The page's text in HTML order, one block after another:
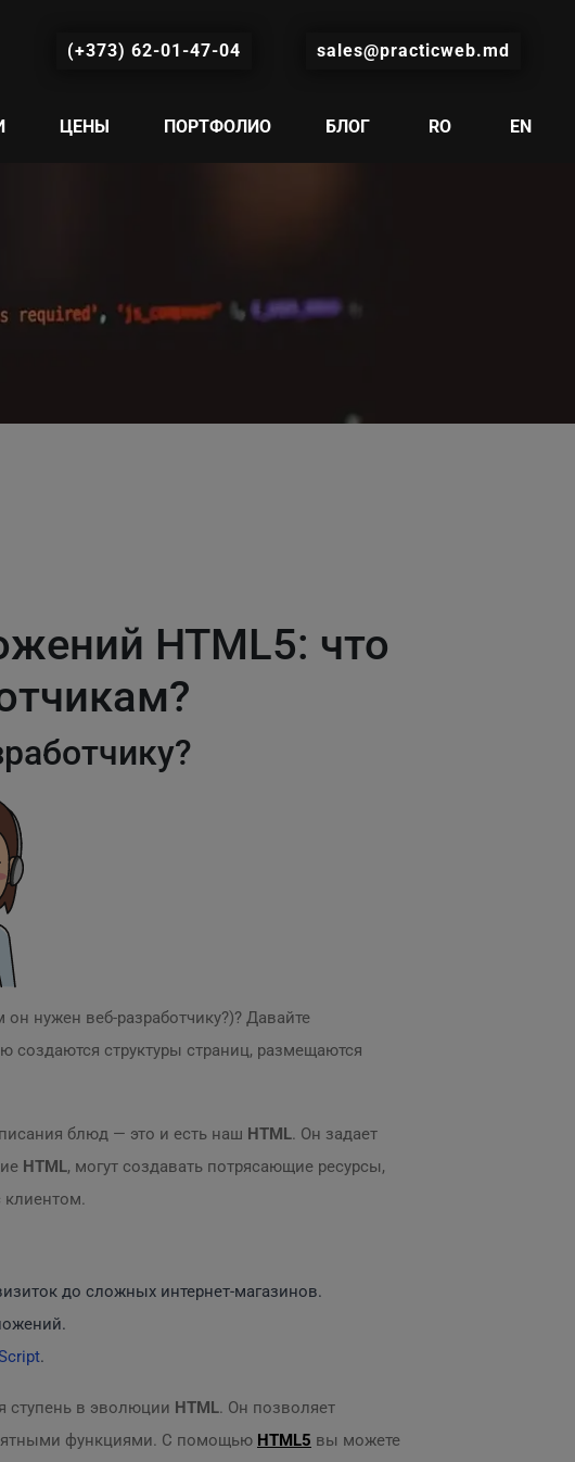
sales@practicweb.md
(+373) 62-01-47-04
ЦЕНЫ ПОРТФОЛИО БЛОГ RO EN
HTML5: что
он нужен веб-разработчику?)? Давайте
создаются структуры страниц, размещаются
блюд — это и есть наш HTML. Он задает
HTML, могут создавать потрясающие ресурсы,
клиентом.
до сложных интернет-магазинов.
.
ступень в эволюции HTML. Он позволяет
функциями. С помощью HTML5 вы можете